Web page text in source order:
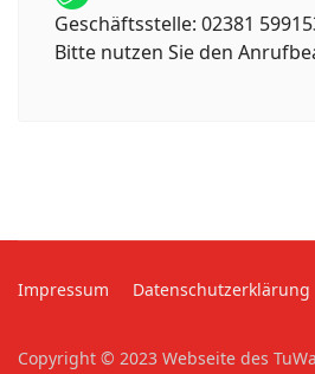
Geschäftsstelle: 02381
Bitte nutzen Sie den
Impressum Datenschutzerklärung
Copyright © 2023 Webseite des